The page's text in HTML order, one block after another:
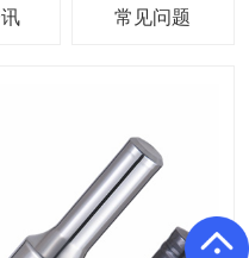
常见问题